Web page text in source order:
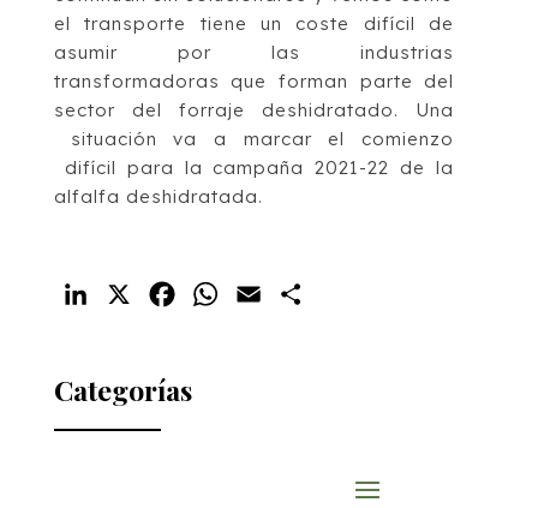
el transporte tiene un coste difícil de
asumir por las industrias
transformadoras que forman parte del
sector del forraje deshidratado. Una
situación va a marcar el comienzo
difícil para la campaña 2021-22 de la
alfalfa deshidratada.
LinkedIn FacebookWhatsApp
Email
Categorías